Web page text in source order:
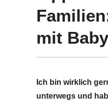
mit Baby
Ich bin wirklich
unterwegs und